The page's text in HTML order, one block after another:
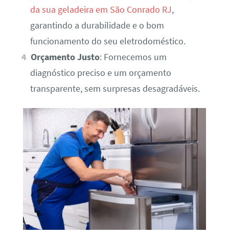
da sua geladeira em São Conrado RJ,
garantindo a durabilidade e o bom
funcionamento do seu eletrodoméstico.
Orçamento Justo: Fornecemos um
diagnóstico preciso e um orçamento
transparente, sem surpresas desagradáveis.